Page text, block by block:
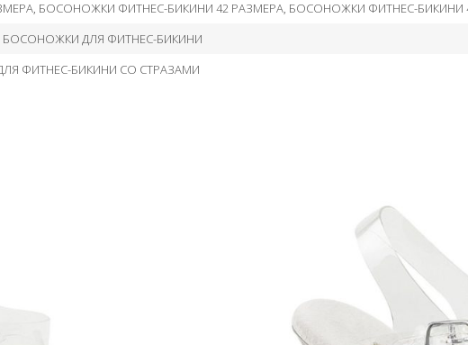
, БОСОНОЖКИ ФИТНЕС-БИКИНИ 42 РАЗМЕРА, БОСОНОЖКИ ФИТНЕС-БИКИНИ
БОСОНОЖКИ ДЛЯ ФИТНЕС-БИКИНИ
ФИТНЕС-БИКИНИ СО СТРАЗАМИ